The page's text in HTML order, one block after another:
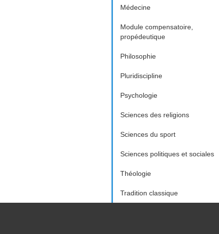
Médecine
Module compensatoire,
propédeutique
Philosophie
Pluridiscipline
Psychologie
Sciences des religions
Sciences du sport
Sciences politiques et sociales
Théologie
Tradition classique